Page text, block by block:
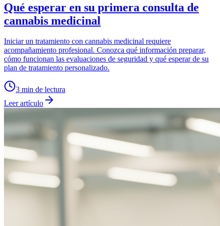
Qué esperar en su primera consulta de
cannabis medicinal
Iniciar un tratamiento con cannabis medicinal requiere
acompañamiento profesional. Conozca qué información preparar,
cómo funcionan las evaluaciones de seguridad y qué esperar de su
plan de tratamiento personalizado.
3 min de lectura
Leer artículo